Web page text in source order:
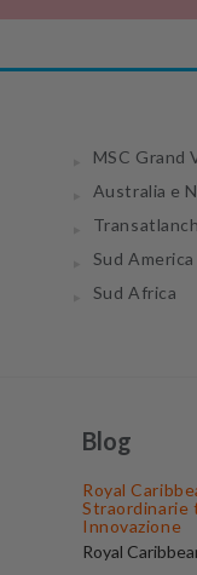
MSC Grand
Australia e
Sud America
Sud Africa
Blog
Royal
Straordinarie
Innovazione
Royal